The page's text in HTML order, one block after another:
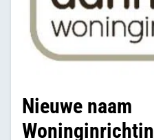
Nieuwe naam